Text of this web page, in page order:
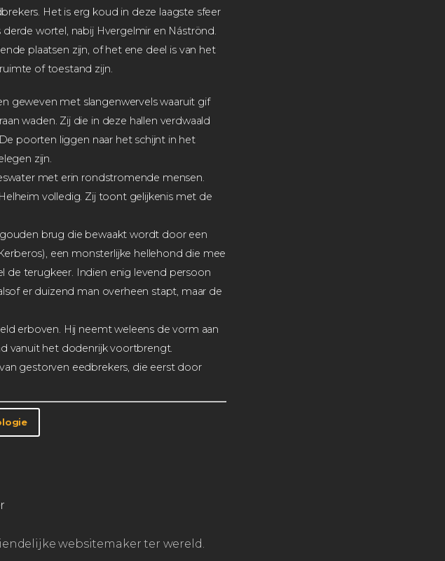
Het is erg koud in deze laagste sfeer
derde wortel, nabij Hvergelmir en Náströnd.
plaatsen zijn, of het ene deel is van het
of toestand zijn.
geweven met slangenwervels waaruit gif
waden. Zij die in deze hallen verdwaald
poorten liggen naar het schijnt in het
zijn.
met erin rondstromende mensen.
volledig. Zij toont gelijkenis met de
brug die bewaakt wordt door een
een monsterlijke hellehond die mee
de terugkeer. Indien enig levend persoon
er duizend man overheen stapt, maar de
erboven. Hij neemt weleens de vorm aan
vanuit het dodenrijk voortbrengt.
gestorven eedbrekers, die eerst door
websitemaker ter wereld.